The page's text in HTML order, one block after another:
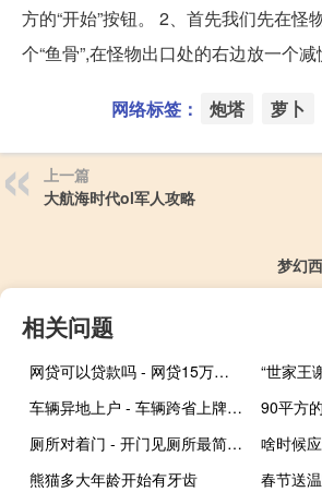
方的“开始”按钮。 2、首先我们先在怪
个“鱼骨”,在怪物出口处的右边放一个
网络标签： 炮塔 萝卜
上一篇
大航海时代ol军人攻略
梦幻
相关问题
网贷可以贷款吗 - 网贷15万还能去银行贷款吗
“世家王
车辆异地上户 - 车辆跨省上牌需要什么手续
厕所对着门 - 开门见厕所最简单化解
啥时候
熊猫多大年龄开始有牙齿
春节送